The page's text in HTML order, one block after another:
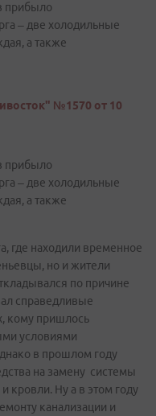
прибыло
– две холодильные
а также
№1570 от 10
прибыло
– две холодильные
а также
где находили временное
но и жители
по причине
справедливые
кому пришлось
условиями
в прошлом году
на замену системы
кровли. Ну а в этом году
канализации и